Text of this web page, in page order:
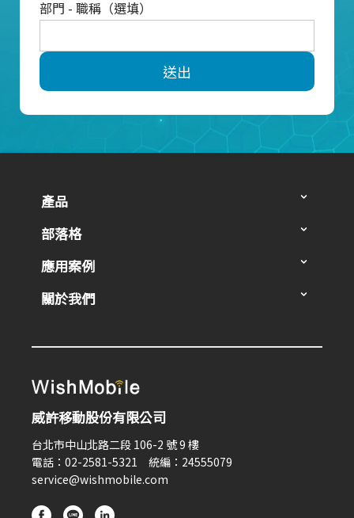
部門 - 職稱（選填）
送出
產品
部落格
應用案例
關於我們
威許移動股份有限公司
台北市中山北路二段 106-2 號 9 樓
電話：02-2581-5321 統編：24555079
service@wishmobile.com